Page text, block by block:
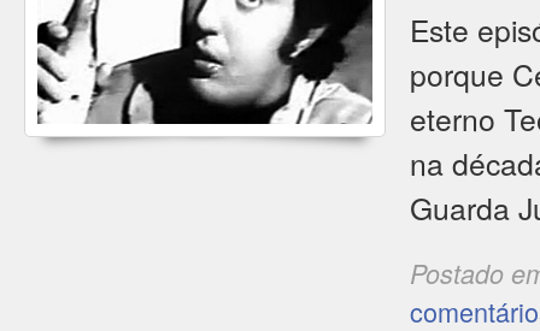
Este
porque
eterno
na
Guarda
Postado